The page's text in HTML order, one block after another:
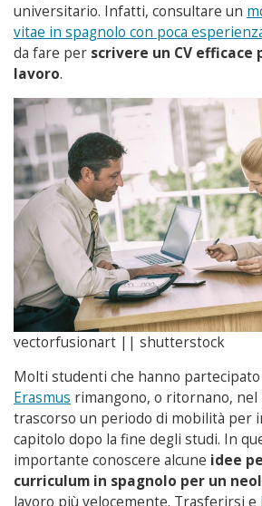
universitario. Infatti, consultare un
vitae in spagnolo con poca
da fare per scrivere un CV efficace
lavoro.
vectorfusionart || shutterstock
Molti studenti che hanno
Erasmus rimangono, o ritornano, nel
trascorso un periodo di mobilità per
capitolo dopo la fine degli studi. In
importante conoscere alcune idee
curriculum in spagnolo per un
lavoro più velocemente. Trasferirsi e